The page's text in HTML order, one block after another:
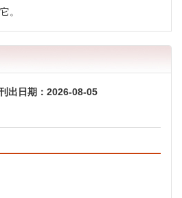
。
出日期：2026-08-05